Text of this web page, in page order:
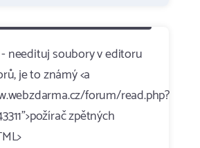
- needituj soubory v editoru
je to známý <a
forum/read.php?
zpětných